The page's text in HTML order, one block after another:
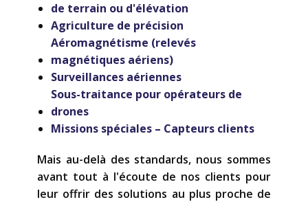
de terrain ou d'élévation
Agriculture de précision
Aéromagnétisme (relevés
magnétiques aériens)
Surveillances aériennes
Sous-traitance pour opérateurs de
drones
Missions spéciales – Capteurs clients
Mais au-delà des standards, nous sommes
avant tout à l'écoute de nos clients pour
leur offrir des solutions au plus proche de